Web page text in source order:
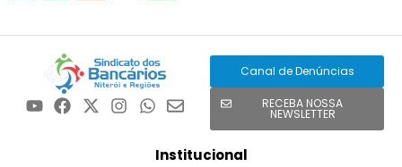
Canal de Denúncias
RECEBA NOSSA
NEWSLETTER
Institucional